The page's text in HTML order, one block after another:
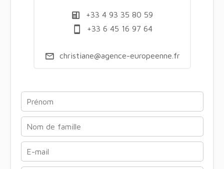
+33 4 93 35 80 59
+33 6 45 16 97 64
christiane@agence-europeenne.fr